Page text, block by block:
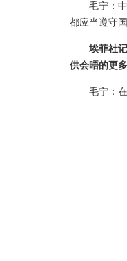
毛宁：
都应当遵守
埃菲社
供会晤的更
毛宁：